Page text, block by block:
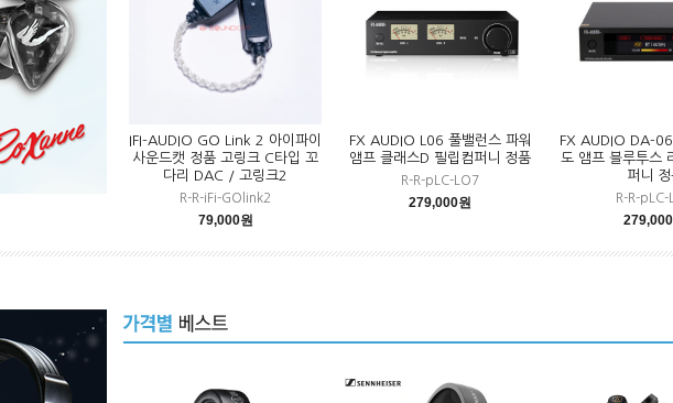
IFI-AUDIO GO Link 2 아이파이
사운드캣 정품 고링크 C타입 꼬
다리 DAC / 고링크2
R-R-iFi-GOlink2
79,000원
FX AUDIO L06 풀밸런스 파워
앰프 클래스D 필립컴퍼니 정품
R-R-pLC-LO7
279,000원
FX AUDIO DA-
도 앰프 블루투스
퍼니 정
R-R-pLC-